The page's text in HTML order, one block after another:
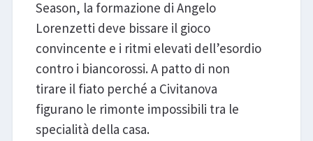
Season, la formazione di Angelo
Lorenzetti deve bissare il gioco
convincente e i ritmi elevati dell’esordio
contro i biancorossi. A patto di non
tirare il fiato perché a Civitanova
figurano le rimonte impossibili tra le
specialità della casa.